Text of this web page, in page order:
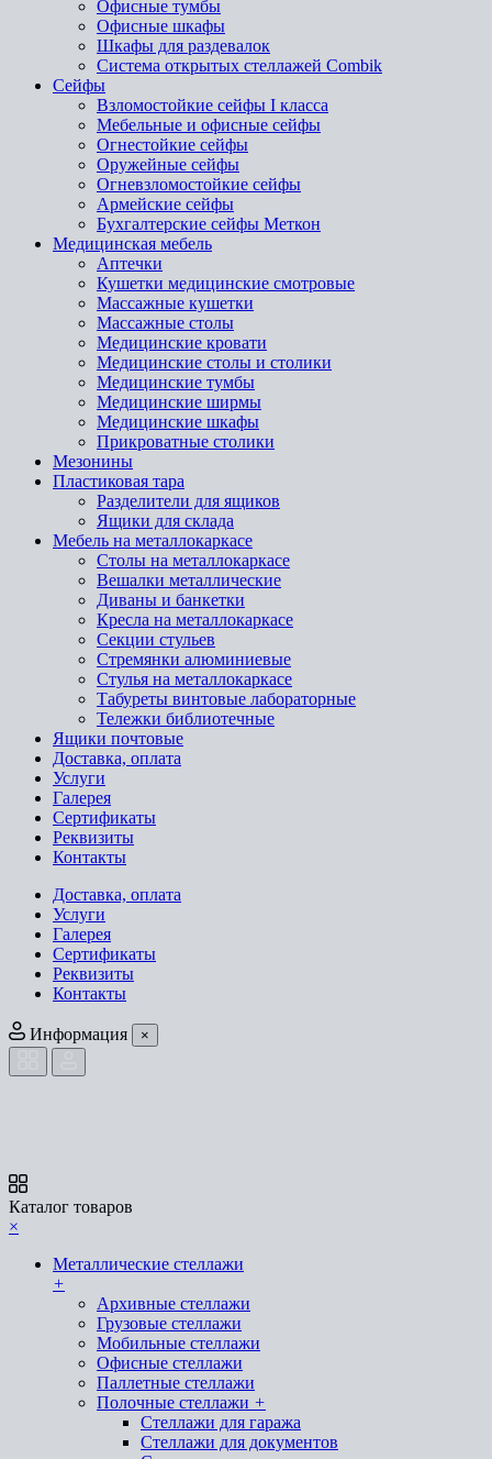
Офисные тумбы
Офисные шкафы
Шкафы для раздевалок
Система открытых стеллажей Combik
Сейфы
Взломостойкие сейфы I класса
Мебельные и офисные сейфы
Огнестойкие сейфы
Оружейные сейфы
Огневзломостойкие сейфы
Армейские сейфы
Бухгалтерские сейфы Меткон
Медицинская мебель
Аптечки
Кушетки медицинские смотровые
Массажные кушетки
Массажные столы
Медицинские кровати
Медицинские столы и столики
Медицинские тумбы
Медицинские ширмы
Медицинские шкафы
Прикроватные столики
Мезонины
Пластиковая тара
Разделители для ящиков
Ящики для склада
Мебель на металлокаркасе
Cтолы на металлокаркасе
Вешалки металлические
Диваны и банкетки
Кресла на металлокаркасе
Секции стульев
Стремянки алюминиевые
Стулья на металлокаркасе
Табуреты винтовые лабораторные
Тележки библиотечные
Ящики почтовые
Доставка, оплата
Услуги
Галерея
Сертификаты
Реквизиты
Контакты
Доставка, оплата
Услуги
Галерея
Сертификаты
Реквизиты
Контакты
Информация ×
Каталог товаров
×
Металлические стеллажи
+
Архивные стеллажи
Грузовые стеллажи
Мобильные стеллажи
Офисные стеллажи
Паллетные стеллажи
Полочные стеллажи +
Стеллажи для гаража
Стеллажи для документов